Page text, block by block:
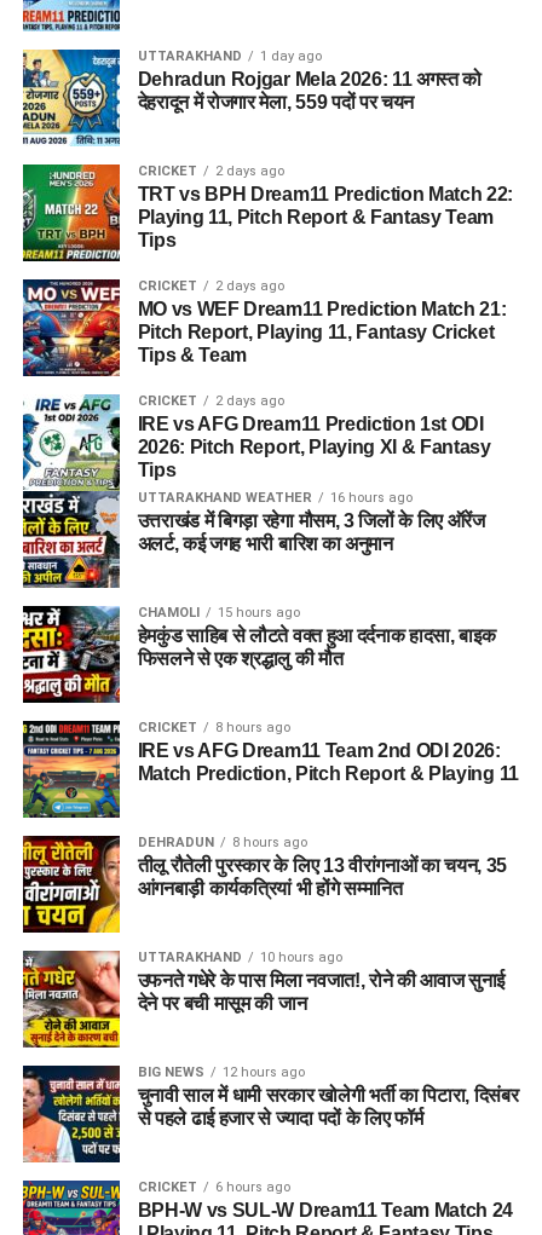
UTTARAKHAND 1 day ago
Dehradun Rojgar Mela 2026: 11 अगस्त को
देहरादून में रोजगार मेला, 559 पदों पर चयन
CRICKET 2 days ago
TRT vs BPH Dream11 Prediction Match 22:
Playing 11, Pitch Report & Fantasy Team
Tips
CRICKET 2 days ago
MO vs WEF Dream11 Prediction Match 21:
Pitch Report, Playing 11, Fantasy Cricket
Tips & Team
CRICKET 2 days ago
IRE vs AFG Dream11 Prediction 1st ODI
2026: Pitch Report, Playing XI & Fantasy
Tips
UTTARAKHAND WEATHER 16 hours ago
उत्तराखंड में बिगड़ा रहेगा मौसम, 3 जिलों के लिए ऑरेंज
अलर्ट, कई जगह भारी बारिश का अनुमान
CHAMOLI 15 hours ago
हेमकुंड साहिब से लौटते वक्त हुआ दर्दनाक हादसा, बाइक
फिसलने से एक श्रद्धालु की मौत
CRICKET 8 hours ago
IRE vs AFG Dream11 Team 2nd ODI 2026:
Match Prediction, Pitch Report & Playing 11
DEHRADUN 8 hours ago
तीलू रौतेली पुरस्कार के लिए 13 वीरांगनाओं का चयन, 35
आंगनबाड़ी कार्यकत्रियां भी होंगे सम्मानित
UTTARAKHAND 10 hours ago
उफनते गधेरे के पास मिला नवजात!, रोने की आवाज सुनाई
देने पर बची मासूम की जान
BIG NEWS 12 hours ago
चुनावी साल में धामी सरकार खोलेगी भर्ती का पिटारा, दिसंबर
से पहले ढाई हजार से ज्यादा पदों के लिए फॉर्म
CRICKET 6 hours ago
BPH-W vs SUL-W Dream11 Team Match 24